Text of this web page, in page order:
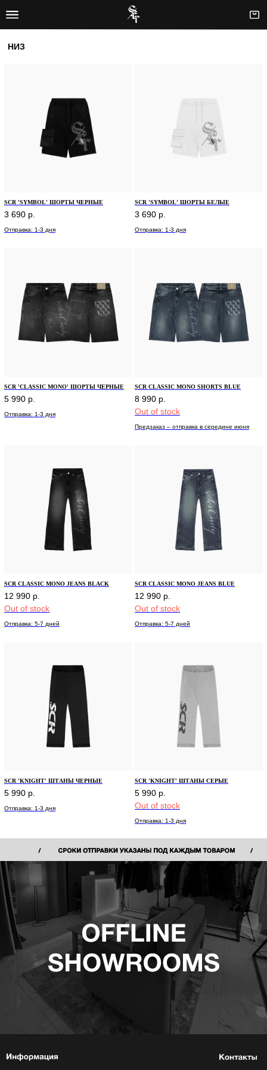
НИЗ
SCR 'SYMBOL' ШОРТЫ ЧЕРНЫЕ
3 690 р.
Отправка: 1-3 дня
SCR 'SYMBOL' ШОРТЫ БЕЛЫЕ
3 690 р.
Отправка: 1-3 дня
SCR 'CLASSIC MONO' ШОРТЫ ЧЕРНЫЕ
5 990 р.
Отправка: 1-3 дня
SCR CLASSIC MONO SHORTS BLUE
8 990 р.
Out of stock
Предзаказ – отправка в середине июня
SCR CLASSIC MONO JEANS BLACK
12 990 р.
Out of stock
Отправка: 5-7 дней
SCR CLASSIC MONO JEANS BLUE
12 990 р.
Out of stock
Отправка: 5-7 дней
SCR 'KNIGHT' ШТАНЫ ЧЕРНЫЕ
5 990 р.
Отправка: 1-3 дня
SCR 'KNIGHT' ШТАНЫ СЕРЫЕ
5 990 р.
Out of stock
Отправка: 1-3 дня